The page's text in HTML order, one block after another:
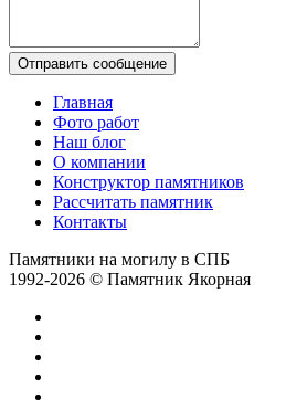
Отправить сообщение
Главная
Фото работ
Наш блог
О компании
Конструктор памятников
Рассчитать памятник
Контакты
Памятники на могилу в СПБ
1992-2026 © Памятник Якорная